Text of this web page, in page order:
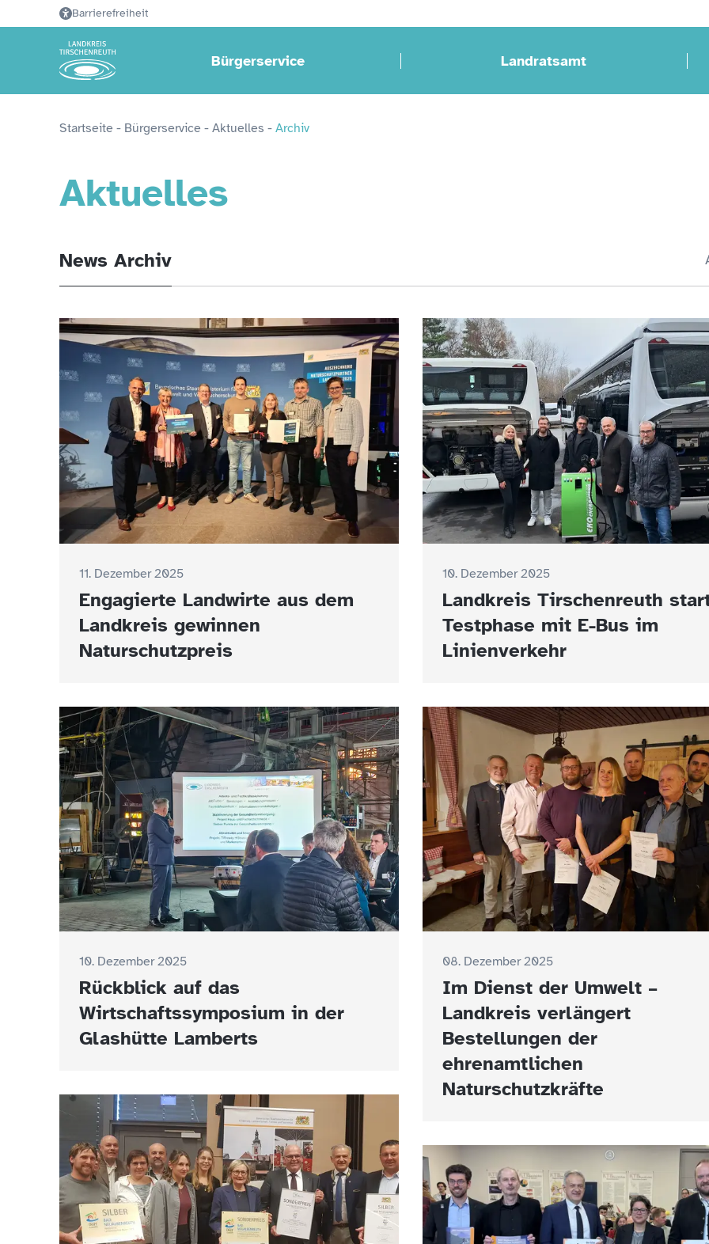
Barrierefreiheit
Bürgerservice Landratsamt
Startseite - Bürgerservice - Aktuelles - Archiv
Aktuelles
News Archiv
11. Dezember 2025
Engagierte Landwirte aus dem
Landkreis gewinnen
Naturschutzpreis
10. Dezember 2025
Landkreis Tirschenreuth
Testphase mit E-Bus im
Linienverkehr
10. Dezember 2025
Rückblick auf das
Wirtschaftssymposium in der
Glashütte Lamberts
08. Dezember 2025
Im Dienst der Umwelt –
Landkreis verlängert
Bestellungen der
ehrenamtlichen
Naturschutzkräfte